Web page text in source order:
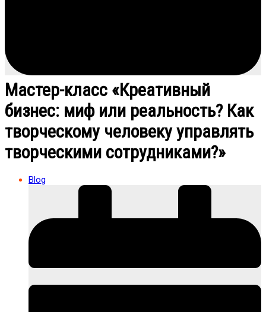
Мастер-класс «Креативный
бизнес: миф или реальность? Как
творческому человеку управлять
творческими сотрудниками?»
Blog